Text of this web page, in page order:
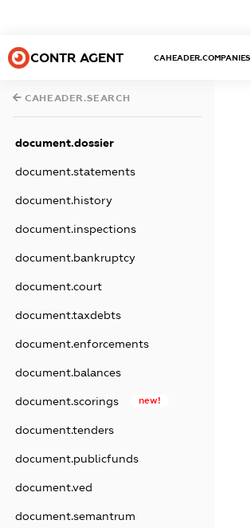
CONTR AGENT CAHEADER.COMPANIES
CAHEADER.SEARCH
document.dossier
document.statements
document.history
document.inspections
document.bankruptcy
document.court
document.taxdebts
document.enforcements
document.balances
document.scorings new!
document.tenders
document.publicfunds
document.ved
document.semantrum